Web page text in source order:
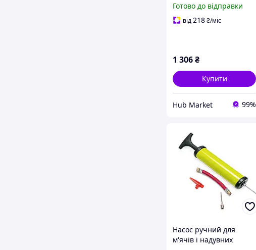
HM
Готово до відправки
від 218₴/міс
1 306₴
Купити
Hub Market 99%
Насос ручний для
м'ячів і надувних